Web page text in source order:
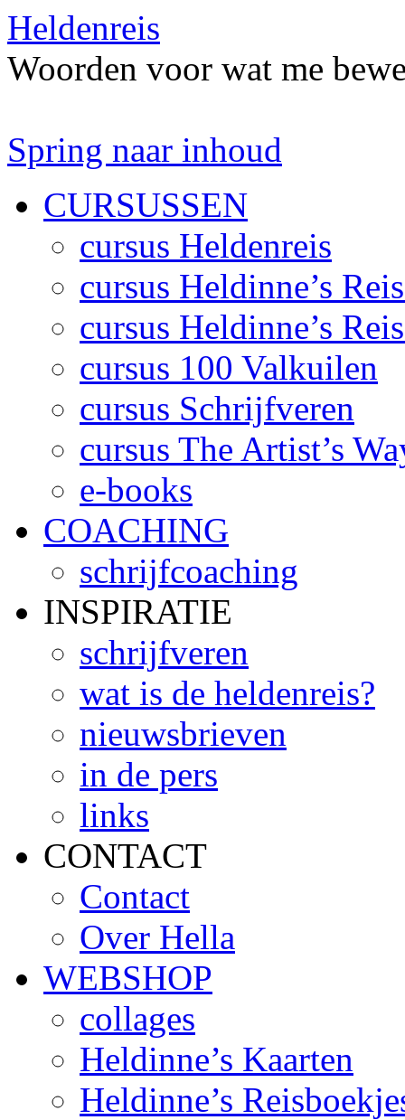
Heldenreis
Woorden voor wat me
Spring naar inhoud
CURSUSSEN
cursus Heldenreis
cursus Heldinne’s
cursus Heldinne’s
cursus 100 Valkuilen
cursus Schrijfveren
cursus The Artist’s
e-books
COACHING
schrijfcoaching
INSPIRATIE
schrijfveren
wat is de heldenreis?
nieuwsbrieven
in de pers
links
CONTACT
Contact
Over Hella
WEBSHOP
collages
Heldinne’s Kaarten
Heldinne’s